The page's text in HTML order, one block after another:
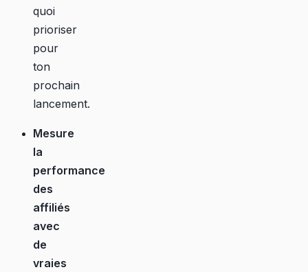
quoi
prioriser
pour
ton
prochain
lancement.
Mesure
la
performance
des
affiliés
avec
de
vraies